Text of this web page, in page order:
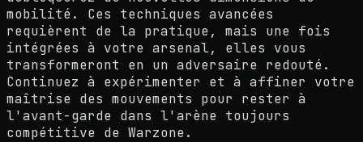
mobilité. Ces techniques avancées
requièrent de la pratique, mais une fois
intégrées à votre arsenal, elles vous
transformeront en un adversaire redouté.
Continuez à expérimenter et à affiner votre
maîtrise des mouvements pour rester à
l'avant-garde dans l'arène toujours
compétitive de Warzone.